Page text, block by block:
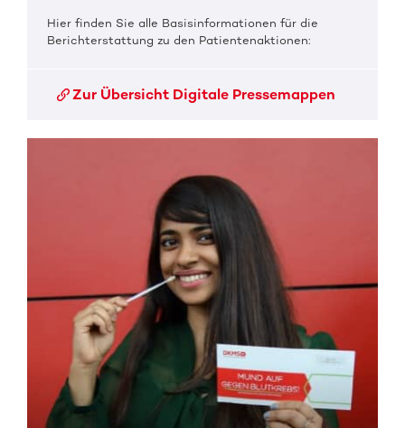
Hier finden Sie alle Basisinformationen für die
Berichterstattung zu den Patientenaktionen:
Zur Übersicht Digitale Pressemappen